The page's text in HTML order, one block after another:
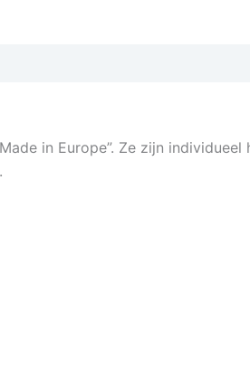
in Europe”. Ze zijn individueel